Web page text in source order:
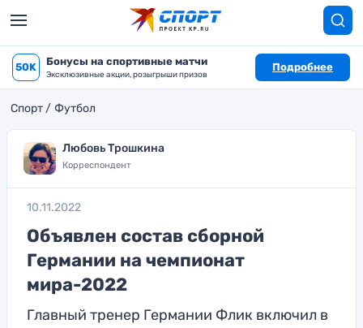
50K Бонусы на спортивные матчи
Эксклюзивные акции, розыгрыши призов
Подробнее
Спорт Футбол
Любовь Трошкина
Корреспондент
10.11.2022
Объявлен состав сборной
Германии на чемпионат
мира-2022
Главный тренер Германии Флик включил в